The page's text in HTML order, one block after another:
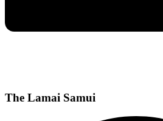
The Lamai Samui